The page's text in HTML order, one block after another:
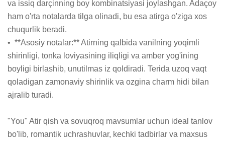
va issiq darçinning boy kombinatsiyasi joylashgan. Adaçoy
ham o'rta notalarda tilga olinadi, bu esa atirga o'ziga xos
chuqurlik beradi.
•  **Asosiy notalar:** Atirning qalbida vanilning yoqimli
shirinligi, tonka loviyasining iliqligi va amber yog'ining
boyligi birlashib, unutilmas iz qoldiradi. Terida uzoq vaqt
qoladigan zamonaviy shirinlik va ozgina charm hidi bilan
ajralib turadi.
"You" Atir qish va sovuqroq mavsumlar uchun ideal tanlov
bo'lib, romantik uchrashuvlar, kechki tadbirlar va maxsus